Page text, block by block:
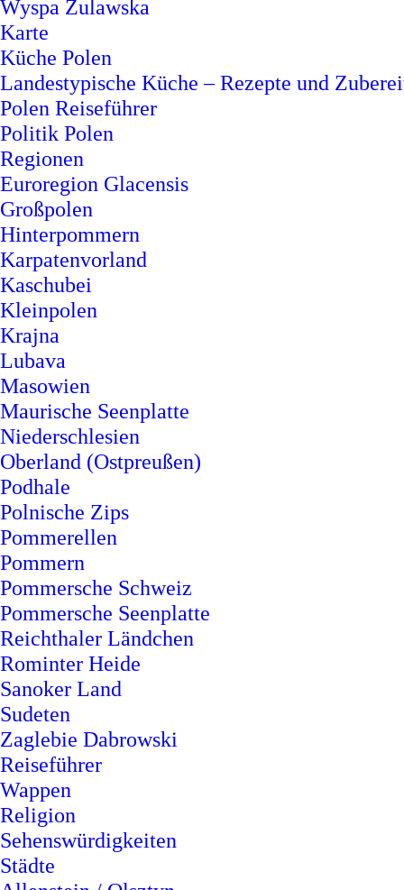
Wyspa Zulawska
Karte
Küche Polen
Landestypische Küche – Rezepte und
Polen Reiseführer
Politik Polen
Regionen
Euroregion Glacensis
Großpolen
Hinterpommern
Karpatenvorland
Kaschubei
Kleinpolen
Krajna
Lubava
Masowien
Maurische Seenplatte
Niederschlesien
Oberland (Ostpreußen)
Podhale
Polnische Zips
Pommerellen
Pommern
Pommersche Schweiz
Pommersche Seenplatte
Reichthaler Ländchen
Rominter Heide
Sanoker Land
Sudeten
Zaglebie Dabrowski
Reiseführer
Wappen
Religion
Sehenswürdigkeiten
Städte